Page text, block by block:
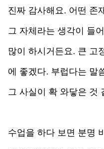
진짜 감사해요. 어떤 존
그 자체라는 생각이 들
많이 하시거든요. 큰 고
에 좋겠다. 부럽다는 말
그 사실이 확 와닿은 것
수업을 하다 보면 분명